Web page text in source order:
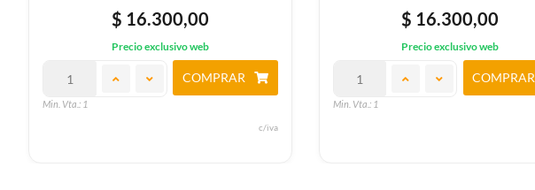
$ 16.300,00
Precio exclusivo web
Min. Vta.: 1
COMPRAR
c/iva
$ 16.300,00
Precio exclusivo web
Min. Vta.: 1
COMPRAR